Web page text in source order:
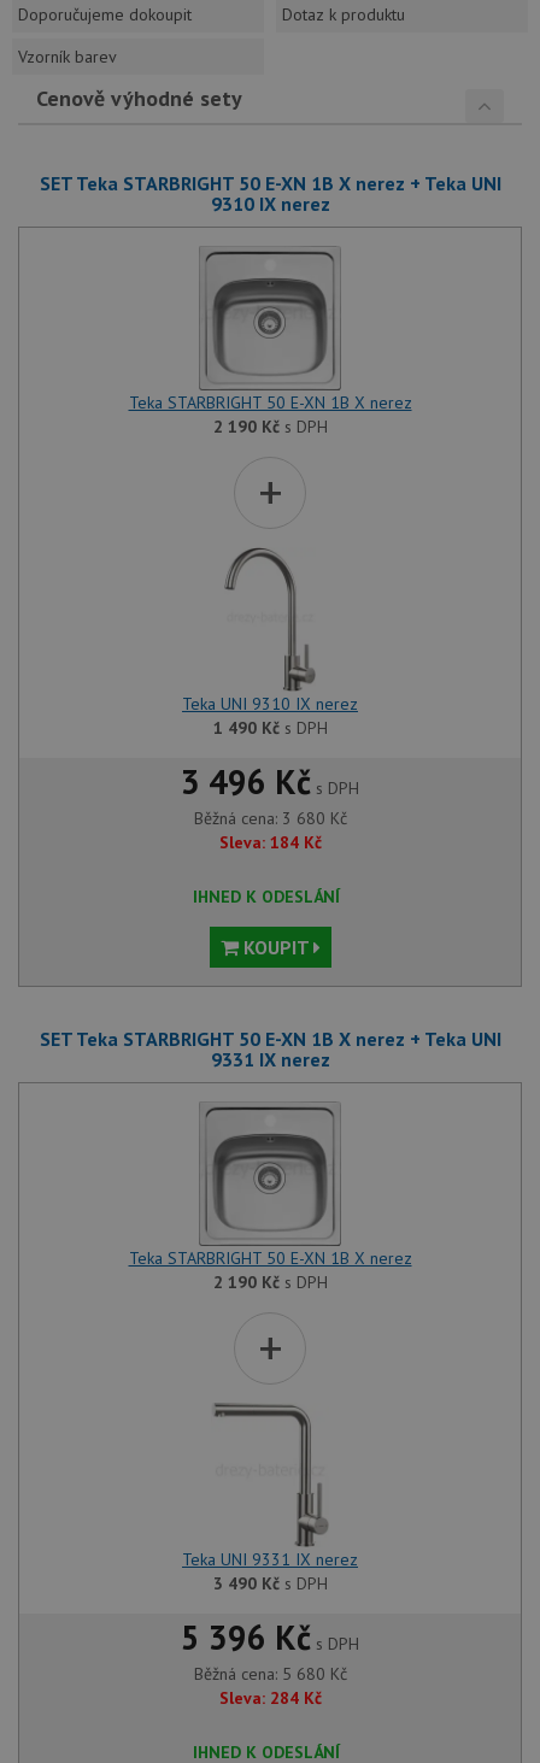
Doporučujeme dokoupit
Dotaz k produktu
Vzorník barev
Cenově výhodné sety
SET Teka STARBRIGHT 50 E-XN 1B X nerez + Teka UNI
9310 IX nerez
Teka STARBRIGHT 50 E-XN 1B X nerez
2 190 Kčs DPH
+
Teka UNI 9310 IX nerez
1 490 Kčs DPH
3 496 Kč s DPH
Běžná cena: 3 680 Kč
Sleva: 184 Kč
IHNED K ODESLÁNÍ
KOUPIT
SET Teka STARBRIGHT 50 E-XN 1B X nerez + Teka UNI
9331 IX nerez
Teka STARBRIGHT 50 E-XN 1B X nerez
2 190 Kčs DPH
+
Teka UNI 9331 IX nerez
3 490 Kčs DPH
5 396 Kč s DPH
Běžná cena: 5 680 Kč
Sleva: 284 Kč
IHNED K ODESLÁNÍ